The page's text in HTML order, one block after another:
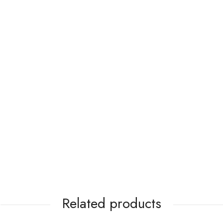
Related products